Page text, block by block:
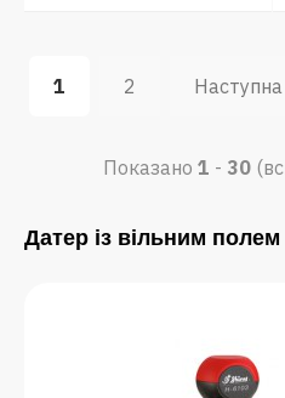
1 2 Наступна
Показано 1 - 30
Датер із вільним полем